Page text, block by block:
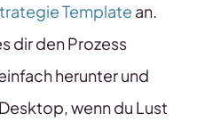
Template an.
dir den Prozess
herunter und
wenn du Lust